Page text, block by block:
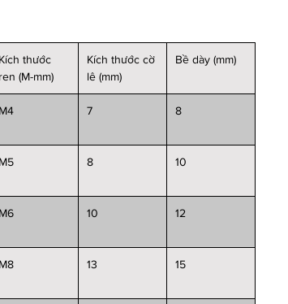
Kích thước
ren (M-mm)
Kích thước cờ
lê (mm)
Bề dày (mm)
M4 7 8
M5 8 10
M6 10 12
M8 13 15